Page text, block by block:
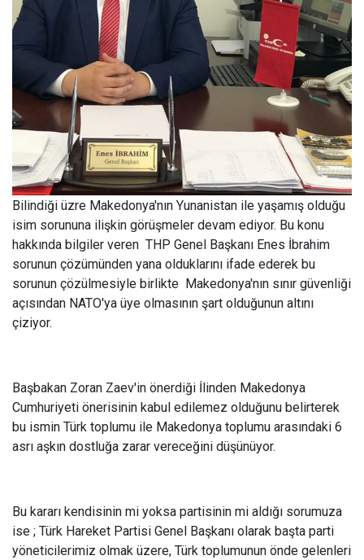
Bilindiği üzre Makedonya'nın Yunanistan ile yaşamış olduğu
isim sorununa ilişkin görüşmeler devam ediyor. Bu konu
hakkında bilgiler veren THP Genel Başkanı Enes İbrahim
sorunun çözümünden yana olduklarını ifade ederek bu
sorunun çözülmesiyle birlikte Makedonya'nın sınır güvenliği
açısından NATO'ya üye olmasının şart olduğunun altını
çiziyor.
Başbakan Zoran Zaev'in önerdiği İlinden Makedonya
Cumhuriyeti önerisinin kabul edilemez olduğunu belirterek
bu ismin Türk toplumu ile Makedonya toplumu arasındaki 6
asrı aşkın dostluğa zarar vereceğini düşünüyor.
Bu kararı kendisinin mi yoksa partisinin mi aldığı sorumuza
ise ; Türk Hareket Partisi Genel Başkanı olarak başta parti
yöneticilerimiz olmak üzere, Türk toplumunun önde gelenleri